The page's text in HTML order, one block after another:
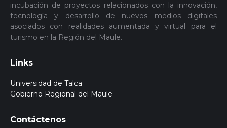
incubación de proyectos relacionados con la innovación,
tecnología y desarrollo de nuevos medios digitales
asociados con realidades aumentada y virtual para el
turismo en la Región del Maule.
Links
Universidad de Talca
Gobierno Regional del Maule
Contáctenos